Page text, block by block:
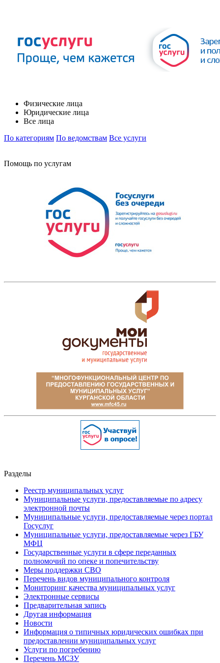
Физические лица
Юридические лица
Все лица
По категориям По ведомствам Все услуги
Помощь по услугам
Разделы
Реестр муниципальных услуг
Муниципальные услуги, предоставляемые по адресу
электронной почты
Муниципальные услуги, предоставляемые через портал
Госуслуг
Муниципальные услуги, предоставляемые через ГБУ
МФЦ
Государственные услуги в сфере переданных
полномочий по опеке и попечительству
Меры поддержки СВО
Перечень видов муниципального контроля
Мониторинг качества муниципальных услуг
Электронные сервисы
Предварительная запись
Другая информация
Новости
Информация о типичных юридических ошибках при
предоставлении муниципальных услуг
Услуги по погребению
Перечень МСЗУ